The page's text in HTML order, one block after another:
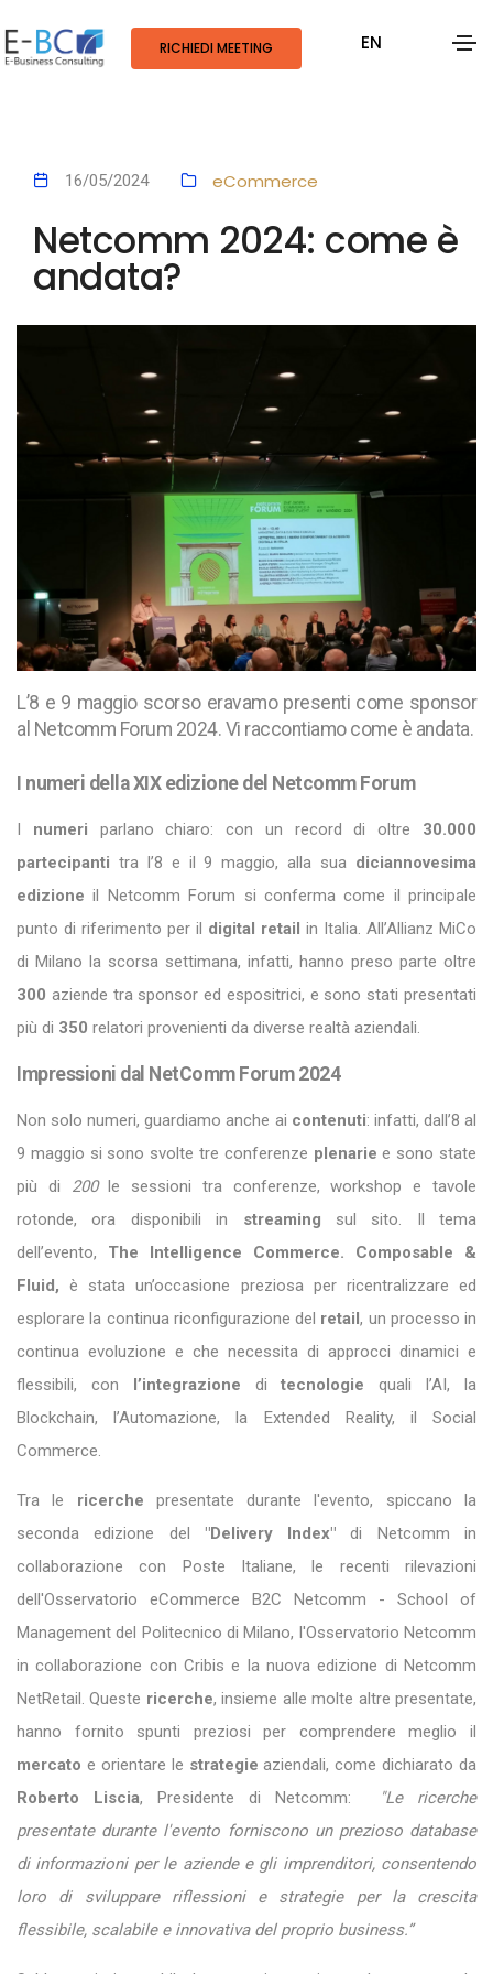
RICHIEDI MEETING EN
16/05/2024 eCommerce
Netcomm 2024: come è
andata?
L’8 e 9 maggio scorso eravamo presenti come sponsor
al Netcomm Forum 2024. Vi raccontiamo come è andata.
I numeri della XIX edizione del Netcomm Forum
I numeri parlano chiaro: con un record di oltre 30.000
partecipanti tra l’8 e il 9 maggio, alla sua diciannovesima
edizioneil Netcomm Forum si conferma come il principale
punto di riferimento per il digital retail in Italia. All’Allianz MiCo
di Milano la scorsa settimana, infatti, hanno preso parte oltre
300 aziende tra sponsor ed espositrici, e sono stati presentati
più di 350 relatori provenienti da diverse realtà aziendali.
Impressioni dal NetComm Forum 2024
Non solo numeri, guardiamo anche ai contenuti: infatti, dall’8 al
9 maggio si sono svolte tre conferenze plenariee sono state
più di 200le sessioni tra conferenze, workshop e tavole
rotonde, ora disponibili in streaming sul sito. Il tema
dell’evento, The Intelligence Commerce. Composable &
Fluid,è stata un’occasione preziosa per ricentralizzare ed
esplorare la continua riconfigurazione del retail, un processo in
continua evoluzione e che necessita di approcci dinamici e
flessibili, con l’integrazione ditecnologiequali l’AI, la
Blockchain, l’Automazione, la Extended Reality, il Social
Commerce.
Tra le ricerche presentate durante l'evento, spiccano la
seconda edizione del "Delivery Index" di Netcomm in
collaborazione con Poste Italiane, le recenti rilevazioni
dell'Osservatorio eCommerce B2C Netcomm - School of
Management del Politecnico di Milano, l'Osservatorio Netcomm
in collaborazione con Cribis e la nuova edizione di Netcomm
NetRetail. Queste ricerche, insieme alle molte altre presentate,
hanno fornito spunti preziosi per comprendere meglio il
mercato e orientare le strategieaziendali, come dichiarato da
Roberto Liscia, Presidente di Netcomm:
"Le ricerche
presentate durante l'evento forniscono un prezioso database
di informazioni per le aziende e gli imprenditori, consentendo
loro di sviluppare riflessioni e strategie per la crescita
flessibile, scalabile e innovativa del proprio business.”